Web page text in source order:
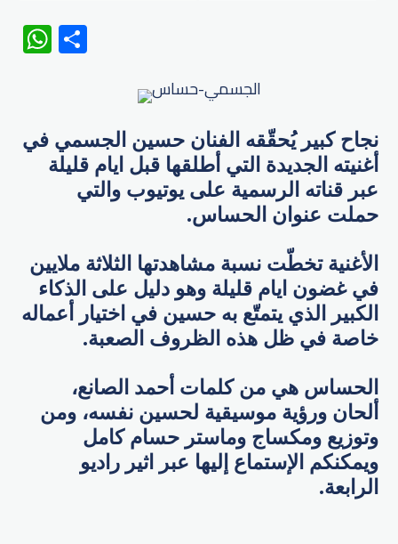
WhatsApp
نجاح كبير يُحقّقه الفنان حسين الجسمي في
أغنيته الجديدة التي أطلقها قبل ايام قليلة
عبر قناته الرسمية على يوتيوب والتي
حملت عنوان الحساس.
الأغنية تخطّت نسبة مشاهدتها الثلاثة ملايين
في غضون ايام قليلة وهو دليل على الذكاء
الكبير الذي يتمتّع به حسين في اختيار أعماله
خاصة في ظل هذه الظروف الصعبة.
الحساس هي من كلمات أحمد الصانع،
ألحان ورؤية موسيقية لحسين نفسه، ومن
وتوزيع ومكساج وماستر حسام كامل
ويمكنكم الإستماع إليها عبر اثير راديو
الرابعة.